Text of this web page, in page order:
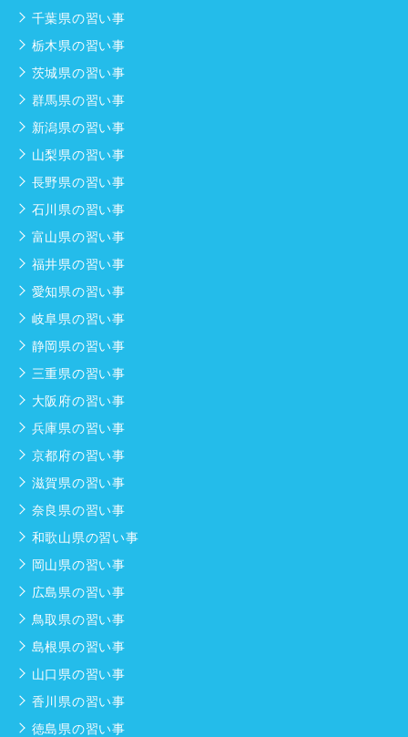
千葉県の習い事
栃木県の習い事
茨城県の習い事
群馬県の習い事
新潟県の習い事
山梨県の習い事
長野県の習い事
石川県の習い事
富山県の習い事
福井県の習い事
愛知県の習い事
岐阜県の習い事
静岡県の習い事
三重県の習い事
大阪府の習い事
兵庫県の習い事
京都府の習い事
滋賀県の習い事
奈良県の習い事
和歌山県の習い事
岡山県の習い事
広島県の習い事
鳥取県の習い事
島根県の習い事
山口県の習い事
香川県の習い事
徳島県の習い事